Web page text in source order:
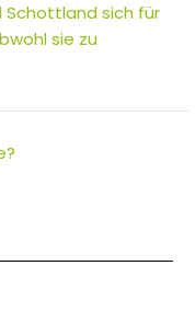
Schottland sich für
sie zu